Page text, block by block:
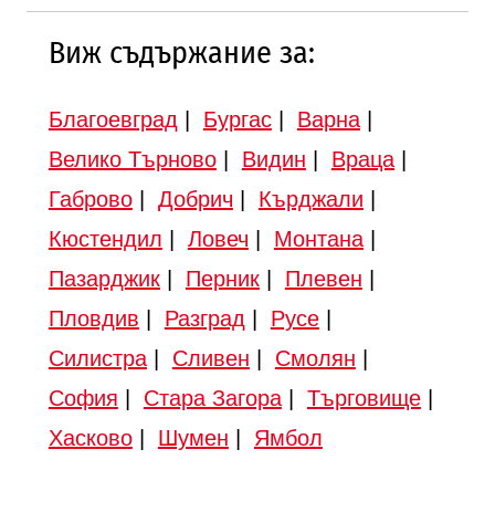
Виж съдържание за:
Благоевград Бургас| Варна|
Велико Търново| Видин Враца|
Габрово| Добрич Кърджали
Кюстендил
Ловеч Монтана|
Пазарджик| Перник| Плевен
Пловдив
Разград Русе|
Силистра| Сливен Смолян
София
Стара Загора| Търговище|
Хасково| Шумен Ямбол